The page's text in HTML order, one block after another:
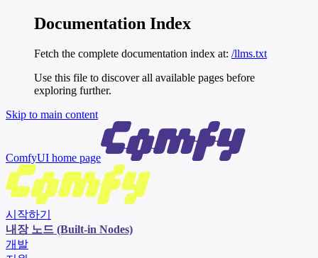
Documentation Index
Fetch the complete documentation index at: /llms.txt
Use this file to discover all available pages before
exploring further.
Skip to main content
ComfyUI home page
시작하기
내장 노드 (Built-in Nodes)
개발